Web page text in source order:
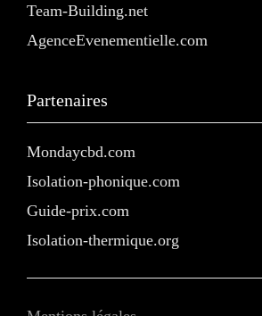
Team-Building.net
AgenceEvenementielle.com
Partenaires
Mondaycbd.com
Isolation-phonique.com
Guide-prix.com
Isolation-thermique.org